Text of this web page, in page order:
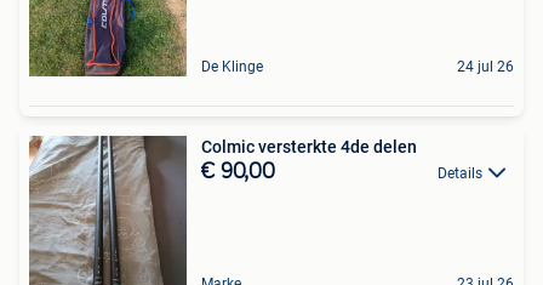
De Klinge 24 jul 26
Colmic versterkte 4de delen
€ 90,00 Details